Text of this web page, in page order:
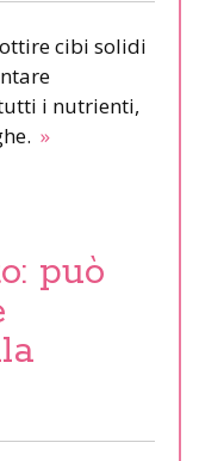
cibi solidi
i nutrienti,
»
può